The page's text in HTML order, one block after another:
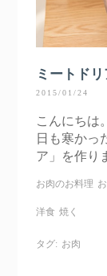
ミートドリ
2015/01/24
こんにちは
日も寒かっ
ア」を作り
お肉のお料理
洋食 焼く
タグ: お肉